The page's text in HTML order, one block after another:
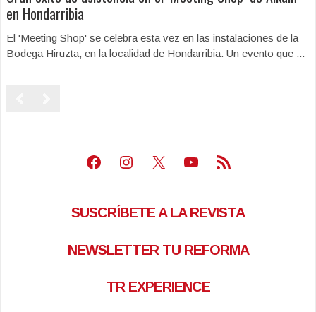
en Hondarribia
El 'Meeting Shop' se celebra esta vez en las instalaciones de la
Bodega Hiruzta, en la localidad de Hondarribia. Un evento que ...
Facebook
Instagram
X Youtube
Feed RSS
SUSCRÍBETE A LA REVISTA
NEWSLETTER TU REFORMA
TR EXPERIENCE